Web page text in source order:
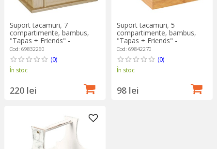
Suport tacamuri, 7
compartimente, bambus,
"Tapas + Friends" -
Westmark
Cod: 69832260
(0)
În stoc
220 lei
Suport tacamuri, 5
compartimente, bambus,
"Tapas + Friends" -
Westmark
Cod: 69842270
(0)
În stoc
98 lei